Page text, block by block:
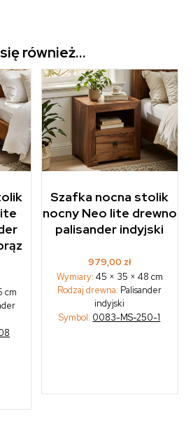
również…
cm
Szafka nocna stolik
nocny Neo lite drewno
palisander indyjski
979,00 zł
Wymiary: 45 × 35 × 48 cm
Rodzaj drewna: Palisander
indyjski
Symbol: 0083-MS-250-1